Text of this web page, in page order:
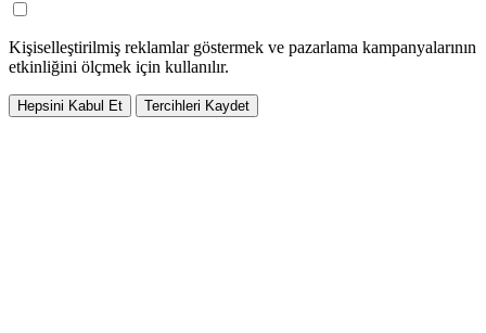
Kişiselleştirilmiş reklamlar göstermek ve pazarlama kampanyalarının
etkinliğini ölçmek için kullanılır.
Hepsini Kabul Et Tercihleri Kaydet